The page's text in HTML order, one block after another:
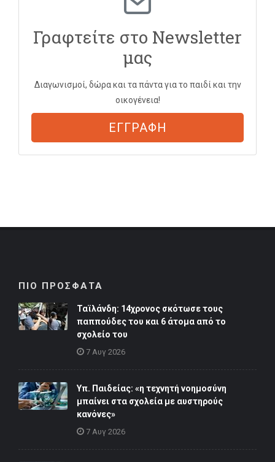
Γραφτείτε στο Newsletter
μας
Διαγωνισμοί, δώρα και τα πάντα για το παιδί και την
οικογένεια!
ΕΓΓΡΑΦΗ
ΠΙΟ ΠΡΟΣΦΑΤΑ
Ταϊλάνδη: 14χρονος σκότωσε τους
παππούδες του και 6 άτομα από το
σχολείο του
7 Αυγ 2026
Υπ. Παιδείας: «η τεχνητή νοημοσύνη
μπαίνει στα σχολεία με αυστηρούς
κανόνες»
7 Αυγ 2026